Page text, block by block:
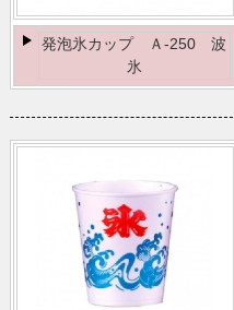
発泡氷カップ Ａ-250 波
氷